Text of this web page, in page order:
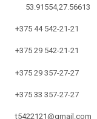
53.91554,27.56613
+375 44 542-21-21
+375 29 542-21-21
+375 29 357-27-27
+375 33 357-27-27
t5422121@gmail.com